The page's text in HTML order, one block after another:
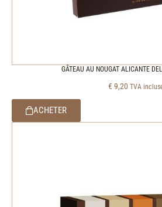
GÂTEAU AU NOUGAT ALICANTE
€ 9,20 TVA
ACHETER